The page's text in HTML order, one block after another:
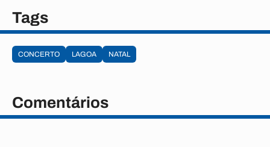
Tags
CONCERTO LAGOA NATAL
Comentários